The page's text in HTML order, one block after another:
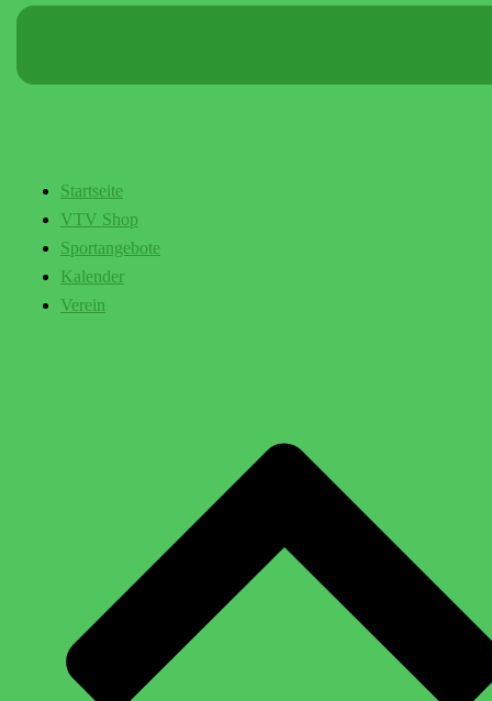
Startseite
VTV Shop
Sportangebote
Kalender
Verein